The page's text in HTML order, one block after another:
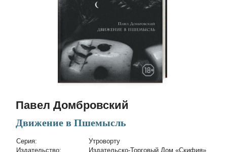
Павел Домбровский
Движение в Пшемысль
Cерия:
Утроворту
Издательство:
Издательско-Торговый Дом «Скифия»